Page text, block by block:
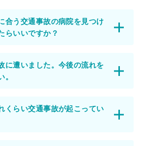
合う交通事故の病院を見つけ
らいいですか？
に遭いました。今後の流れを
くらい交通事故が起こってい